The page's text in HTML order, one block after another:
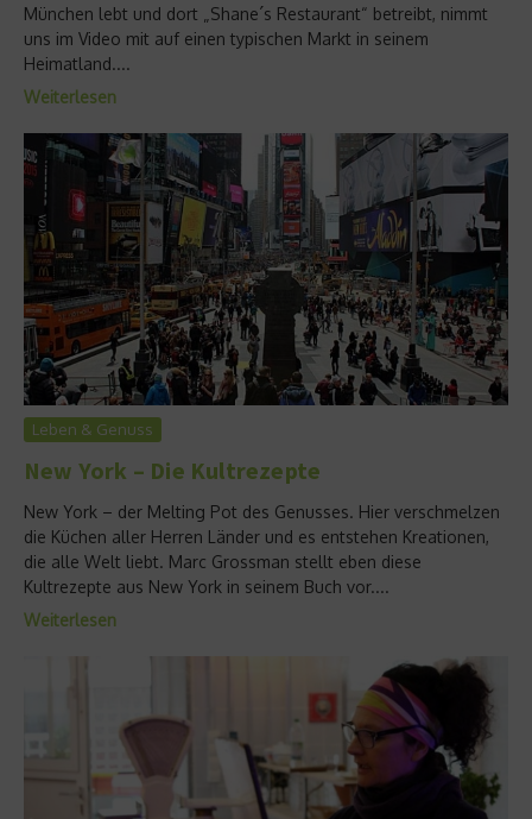
München lebt und dort „Shane´s Restaurant“ betreibt, nimmt
uns im Video mit auf einen typischen Markt in seinem
Heimatland....
Weiterlesen
Leben & Genuss
New York – Die Kultrezepte
New York – der Melting Pot des Genusses. Hier verschmelzen
die Küchen aller Herren Länder und es entstehen Kreationen,
die alle Welt liebt. Marc Grossman stellt eben diese
Kultrezepte aus New York in seinem Buch vor....
Weiterlesen